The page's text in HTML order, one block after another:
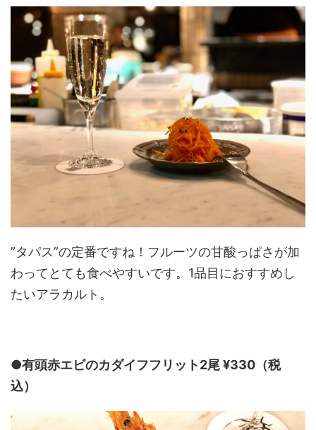
”タパス”の定番ですね！フルーツの甘酸っぱさが加
わってとても食べやすいです。1品目におすすめし
たいアラカルト。
●有頭赤エビのカダイフフリット2尾 ¥330（税
込）